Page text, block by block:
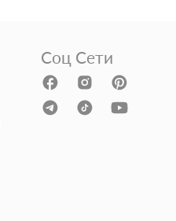
Соц Сети